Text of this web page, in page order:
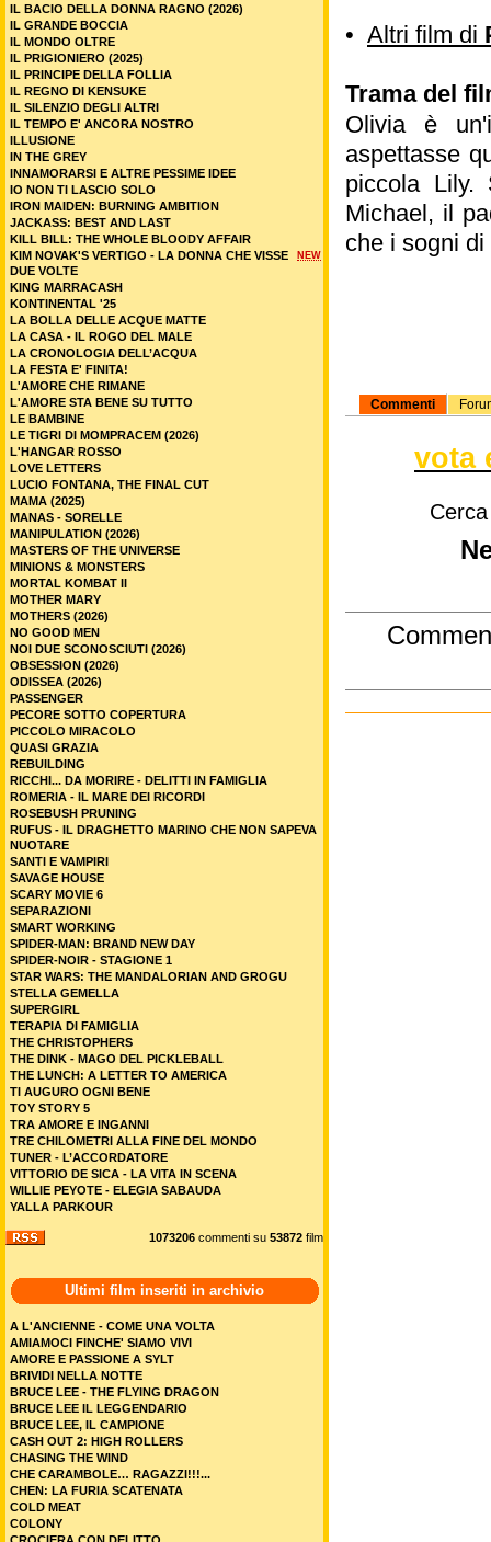
• Altri film di
Trama del
Olivia è
aspettasse
piccola Lily.
Michael, il
che i sogni
Commenti
vota
IL BACIO DELLA DONNA RAGNO (2026)
IL GRANDE BOCCIA
IL MONDO OLTRE
IL PRIGIONIERO (2025)
IL PRINCIPE DELLA FOLLIA
IL REGNO DI KENSUKE
IL SILENZIO DEGLI ALTRI
IL TEMPO E' ANCORA NOSTRO
ILLUSIONE
IN THE GREY
INNAMORARSI E ALTRE PESSIME IDEE
IO NON TI LASCIO SOLO
IRON MAIDEN: BURNING AMBITION
JACKASS: BEST AND LAST
KILL BILL: THE WHOLE BLOODY AFFAIR
NEW
KIM NOVAK'S VERTIGO - LA DONNA CHE VISSE
DUE VOLTE
KING MARRACASH
KONTINENTAL '25
LA BOLLA DELLE ACQUE MATTE
LA CASA - IL ROGO DEL MALE
LA CRONOLOGIA DELL’ACQUA
LA FESTA E' FINITA!
L'AMORE CHE RIMANE
L'AMORE STA BENE SU TUTTO
LE BAMBINE
LE TIGRI DI MOMPRACEM (2026)
L'HANGAR ROSSO
LOVE LETTERS
LUCIO FONTANA, THE FINAL CUT
MAMA (2025)
MANAS - SORELLE
MANIPULATION (2026)
MASTERS OF THE UNIVERSE
MINIONS & MONSTERS
MORTAL KOMBAT II
MOTHER MARY
MOTHERS (2026)
NO GOOD MEN
NOI DUE SCONOSCIUTI (2026)
OBSESSION (2026)
ODISSEA (2026)
PASSENGER
PECORE SOTTO COPERTURA
PICCOLO MIRACOLO
QUASI GRAZIA
REBUILDING
RICCHI... DA MORIRE - DELITTI IN FAMIGLIA
ROMERIA - IL MARE DEI RICORDI
ROSEBUSH PRUNING
RUFUS - IL DRAGHETTO MARINO CHE NON SAPEVA
NUOTARE
SANTI E VAMPIRI
SAVAGE HOUSE
SCARY MOVIE 6
SEPARAZIONI
SMART WORKING
SPIDER-MAN: BRAND NEW DAY
SPIDER-NOIR - STAGIONE 1
STAR WARS: THE MANDALORIAN AND GROGU
STELLA GEMELLA
SUPERGIRL
TERAPIA DI FAMIGLIA
THE CHRISTOPHERS
THE DINK - MAGO DEL PICKLEBALL
THE LUNCH: A LETTER TO AMERICA
TI AUGURO OGNI BENE
TOY STORY 5
TRA AMORE E INGANNI
TRE CHILOMETRI ALLA FINE DEL MONDO
TUNER - L’ACCORDATORE
VITTORIO DE SICA - LA VITA IN SCENA
WILLIE PEYOTE - ELEGIA SABAUDA
YALLA PARKOUR
1073206 commenti su 53872 film
Ultimi film inseriti in archivio
A L'ANCIENNE - COME UNA VOLTA
AMIAMOCI FINCHE' SIAMO VIVI
AMORE E PASSIONE A SYLT
BRIVIDI NELLA NOTTE
BRUCE LEE - THE FLYING DRAGON
BRUCE LEE IL LEGGENDARIO
BRUCE LEE, IL CAMPIONE
CASH OUT 2: HIGH ROLLERS
CHASING THE WIND
CHE CARAMBOLE… RAGAZZI!!!...
CHEN: LA FURIA SCATENATA
COLD MEAT
COLONY